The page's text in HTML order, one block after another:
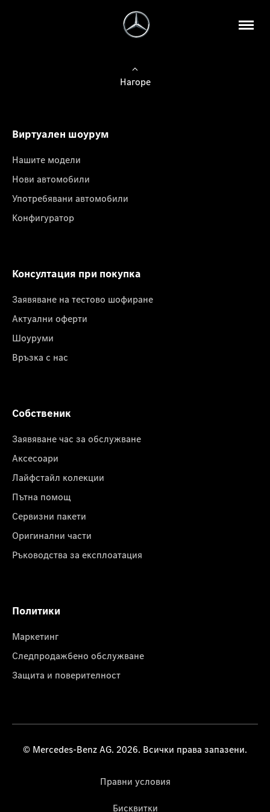
Нагоре
Виртуален шоурум
Нашите модели
Нови автомобили
Употребявани автомобили
Конфигуратор
Консултация при покупка
Заявяване на тестово шофиране
Актуални оферти
Шоуруми
Връзка с нас
Собственик
Заявяване час за обслужване
Аксесоари
Лайфстайл колекции
Пътна помощ
Сервизни пакети
Оригинални части
Ръководства за експлоатация
Политики
Маркетинг
Следпродажбено обслужване
Защита и поверителност
© Mercedes-Benz AG. 2026. Всички права запазени.
Правни условия
Бисквитки